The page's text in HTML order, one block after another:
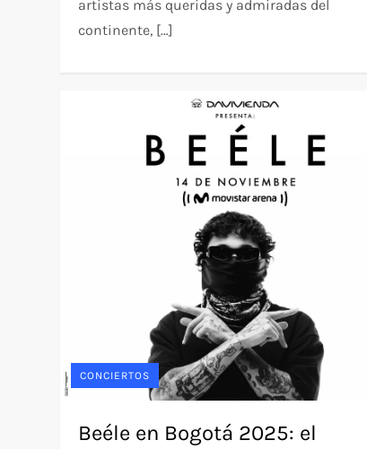
artistas más queridas y admiradas del
continente, […]
CONCIERTOS
Beéle en Bogotá 2025: el